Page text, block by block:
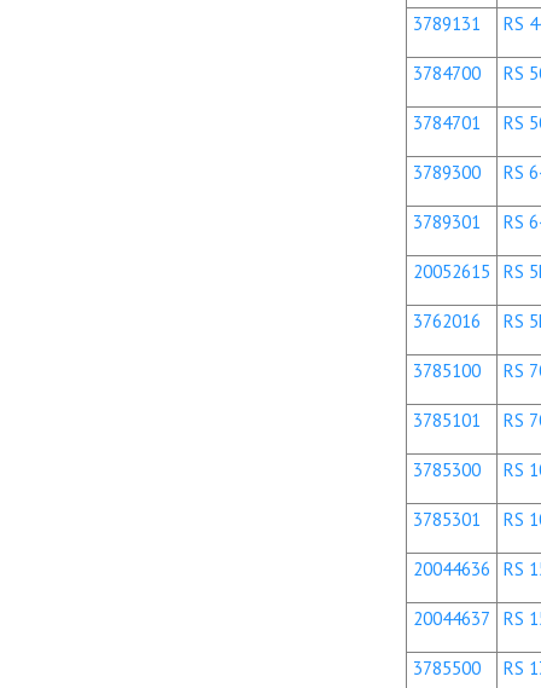
3789131 RS
3784700 RS
3784701 RS
3789300 RS
3789301 RS
20052615 RS
3762016 RS
3785100 RS
3785101 RS
3785300 RS
3785301 RS
20044636 RS
20044637 RS
3785500 RS